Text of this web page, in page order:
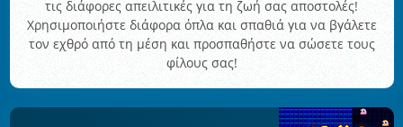
τις διάφορες απειλιτικές για τη ζωή σας αποστολές!
Χρησιμοποιήστε διάφορα όπλα και σπαθιά για να βγάλετε
τον εχθρό από τη μέση και προσπαθήστε να σώσετε τους
φίλους σας!